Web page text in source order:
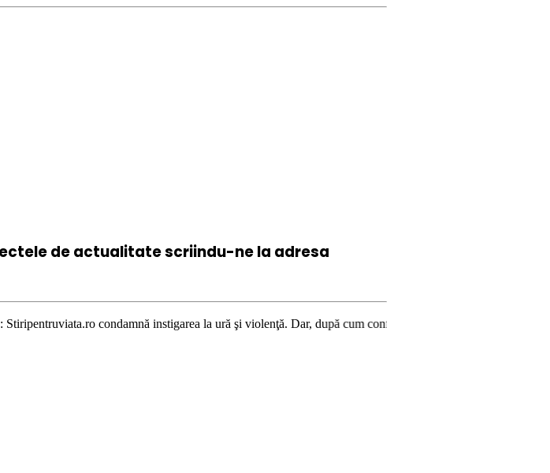
de actualitate scriindu-ne la adresa
condamnă instigarea la ură şi violenţă. Dar, după cum confirmă şi CEDO în cazul Handyside vs. UK